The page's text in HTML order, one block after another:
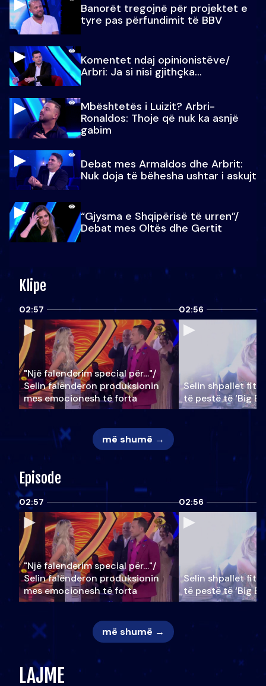
Banorët tregojnë për projektet e
tyre pas përfundimit të BBV
Komentet ndaj opinionistëve/
Arbri: Ja si nisi gjithçka…
Mbështetës i Luizit? Arbri-
Ronaldos: Thoje që nuk ka asnjë
gabim
Debat mes Armaldos dhe Arbrit:
Nuk doja të bëhesha ushtar i askujt
“Gjysma e Shqipërisë të urren”/
Debat mes Oltës dhe Gertit
Klipe
02:57
"Një falenderim special për…"/
Selin falënderon produksionin
mes emocionesh të forta
02:56
Selin shpallet
të pestë të ‘Big
më shumë →
Episode
02:57
"Një falenderim special për…"/
Selin falënderon produksionin
mes emocionesh të forta
02:56
Selin shpallet
të pestë të ‘Big
më shumë →
LAJME